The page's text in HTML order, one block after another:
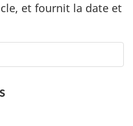
et fournit la date et